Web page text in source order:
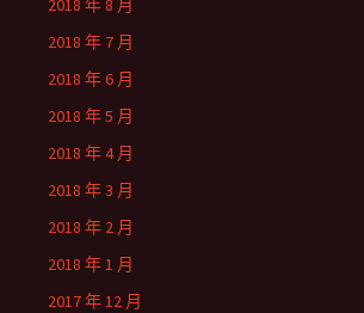
2018 年 8 月
2018 年 7 月
2018 年 6 月
2018 年 5 月
2018 年 4 月
2018 年 3 月
2018 年 2 月
2018 年 1 月
2017 年 12 月